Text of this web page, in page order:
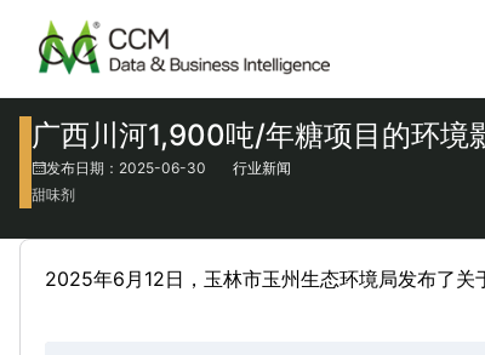
广西川河1,900吨/年糖项目的环境
发布日期：2025-06-30
行业新闻
甜味剂
2025年6月12日，玉林市玉州生态环境局发布了